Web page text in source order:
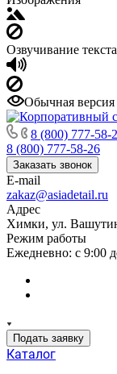
Озвучивание текста
Обычная версия
8 (800) 777-58-
8 (800) 777-58-26
Заказать звонок
E-mail
zakaz@asiadetail.ru
Адрес
Химки, ул.
Режим работы
Ежедневно: с 9:00
Подать заявку
Каталог